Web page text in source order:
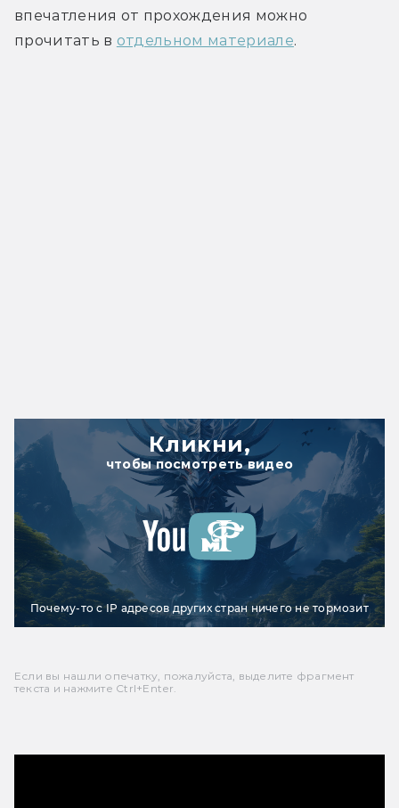
впечатления от прохождения можно
прочитать в отдельном материале.
Кликни,
чтобы посмотреть видео
Почему-то с IP адресов других стран ничего не тормозит
Если вы нашли опечатку, пожалуйста, выделите фрагмент
текста и нажмите Ctrl+Enter.